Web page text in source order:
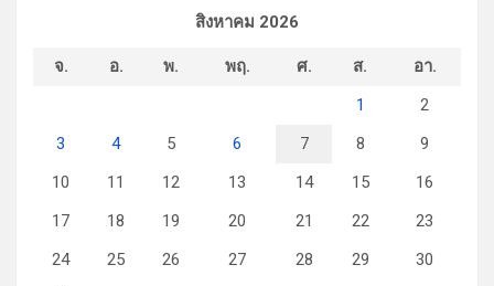
สิงหาคม 2026
จ. อ. พ. พฤ. ศ. ส.
อา.
1
2
3
4 5 6 7 8
9
10
11 12 13 14 15
16
17
18 19 20 21 22
23
24
25 26 27 28 29
30